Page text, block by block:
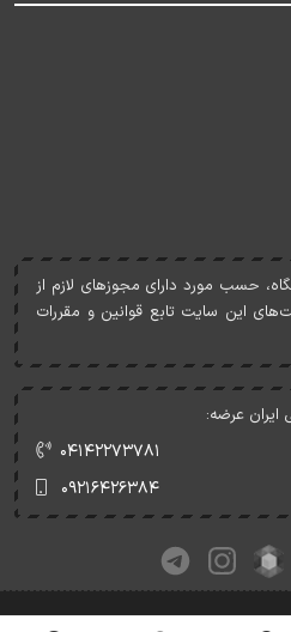
حسب مورد دارای مجوزهای لازم از
اين سايت تابع قوانين و مقررات
ایران عرضه:
۰۴۱۴۲۲۷۳۷۸۱
۰۹۲۱۶۴۲۶۳۸۴